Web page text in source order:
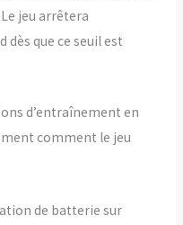
Le jeu arrêtera
que ce seuil est
d’entraînement en
comment le jeu
de batterie sur